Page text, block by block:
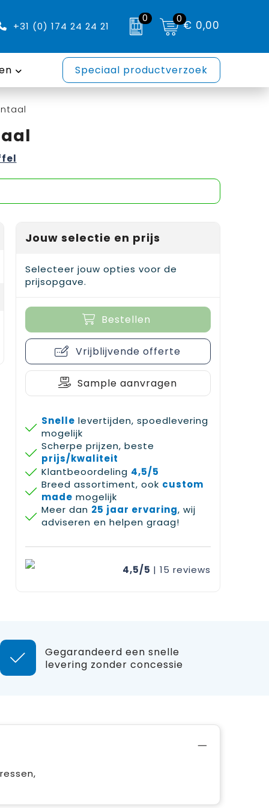
+31 (0) 174 24 24 21
0 0€ 0,00
Speciaal productverzoek
Jouw selectie en prijs
Selecteer jouw opties voor de
prijsopgave.
Bestellen
Vrijblijvende offerte
Sample aanvragen
Snelle levertijden, spoedlevering
mogelijk
Scherpe prijzen, beste
prijs/kwaliteit
Klantbeoordeling 4,5/5
Breed assortiment, ook custom
made mogelijk
Meer dan 25 jaar ervaring, wij
adviseren en helpen graag!
4,5/5 | 15 reviews
Gegarandeerd een snelle
levering zonder concessie